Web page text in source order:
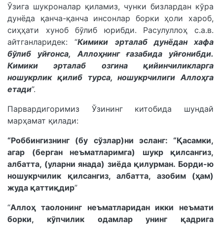
Ўзига шукроналар қиламиз, чунки бизлардан кўра
дунёда қанча-қанча инсонлар борки ҳоли хароб,
сиҳҳати хуноб бўлиб юрибди. Расулуллоҳ с.а.в.
айтганларидек: “Кимики эрталаб дунёдан хафа
бўлиб уйғонса, Аллоҳнинг ғазабида уйғонибди.
Кимики эрталаб озгина қийинчиликларга
ношукрлик қилиб турса, ношукрчилиги Аллоҳга
етади”.
Парвардигоримиз Ўзининг китобида шундай
марҳамат қилади:
“Роббингизнинг (бу сўзлар)ни эсланг: “Қасамки,
агар (берган неъматларимга) шукр қилсангиз,
албатта, (уларни янада) зиёда қилурман. Борди-ю
ношукрчилик қилсангиз, албатта, азобим (ҳам)
жуда қаттиқдир”
“Аллоҳ таолонинг неъматларидан икки неъмати
борки, кўпчилик одамлар унинг қадрига